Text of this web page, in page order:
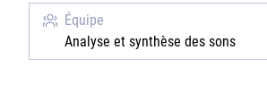
ÉquipesÉquipe
Analyse et synthèse des sons